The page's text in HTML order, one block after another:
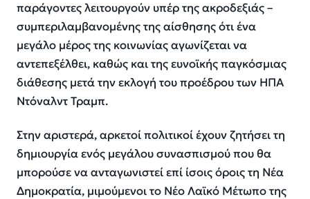
παράγοντες λειτουργούν υπέρ της ακροδεξιάς –
συμπεριλαμβανομένης της αίσθησης ότι ένα
μεγάλο μέρος της κοινωνίας αγωνίζεται να
αντεπεξέλθει, καθώς και της ευνοϊκής παγκόσμιας
διάθεσης μετά την εκλογή του προέδρου των ΗΠΑ
Ντόναλντ Τραμπ.
Στην αριστερά, αρκετοί πολιτικοί έχουν ζητήσει τη
δημιουργία ενός μεγάλου συνασπισμού που θα
μπορούσε να ανταγωνιστεί επί ίσοις όροις τη Νέα
Δημοκρατία, μιμούμενοι το Νέο Λαϊκό Μέτωπο της